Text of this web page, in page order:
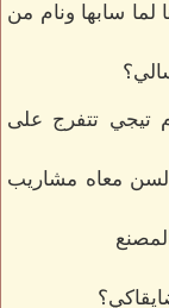
لما سابها ونام من
تيجي تتفرج على
معاه مشاريب